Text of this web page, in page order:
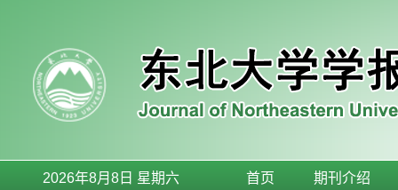
2026年8月8日 星期六 首页 期刊介绍